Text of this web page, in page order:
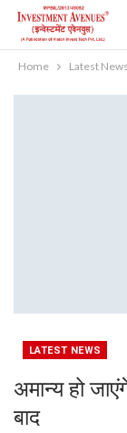
Home Latest News
LATEST NEWS
अमान्य हो
बाद